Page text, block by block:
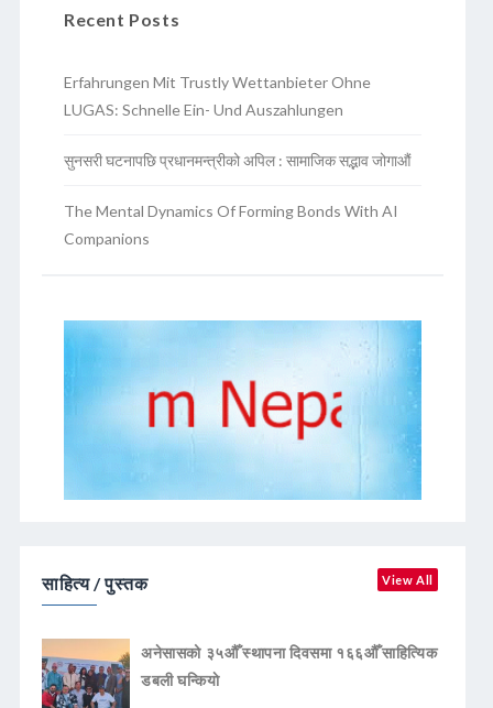
Recent Posts
Erfahrungen Mit Trustly Wettanbieter Ohne
LUGAS: Schnelle Ein- Und Auszahlungen
सुनसरी घटनापछि प्रधानमन्त्रीको अपिल : सामाजिक सद्भाव जोगाऔं
The Mental Dynamics Of Forming Bonds With AI
Companions
साहित्य / पुस्तक View All
अनेसासको ३५औँ स्थापना दिवसमा १६६औँ साहित्यिक
डबली घन्कियाे